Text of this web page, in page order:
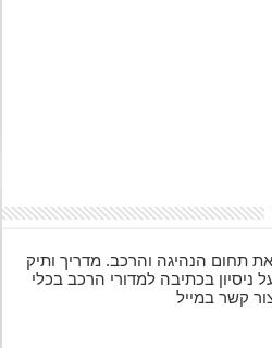
תחום הנהיגה והרכב. מדריך ותיק
בכתיבה למדורי הרכב בכלי
קשר במייל